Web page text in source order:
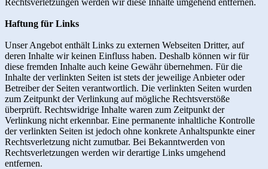
Haftung für Links
Unser Angebot enthält Links zu externen Webseiten Dritter, auf
deren Inhalte wir keinen Einfluss haben. Deshalb können wir für
diese fremden Inhalte auch keine Gewähr übernehmen. Für die
Inhalte der verlinkten Seiten ist stets der jeweilige Anbieter oder
Betreiber der Seiten verantwortlich. Die verlinkten Seiten wurden
zum Zeitpunkt der Verlinkung auf mögliche Rechtsverstöße
überprüft. Rechtswidrige Inhalte waren zum Zeitpunkt der
Verlinkung nicht erkennbar. Eine permanente inhaltliche Kontrolle
der verlinkten Seiten ist jedoch ohne konkrete Anhaltspunkte einer
Rechtsverletzung nicht zumutbar. Bei Bekanntwerden von
Rechtsverletzungen werden wir derartige Links umgehend
entfernen.